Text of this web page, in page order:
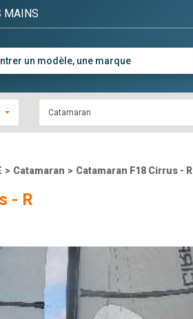
MAINS
Catamaran
> Catamaran > Catamaran F18 Cirrus - R
- R